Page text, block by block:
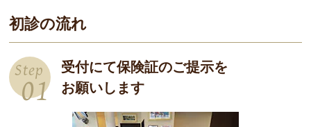
初診の流れ
Step
01
受付にて保険証のご提示を
お願いします